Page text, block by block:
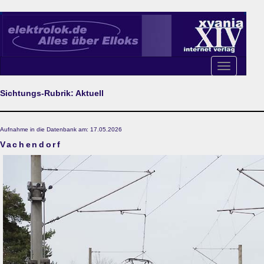
Toggle
navigation
Sichtungs-Rubrik: Aktuell
Aufnahme in die Datenbank am: 17.05.2026
Vachendorf